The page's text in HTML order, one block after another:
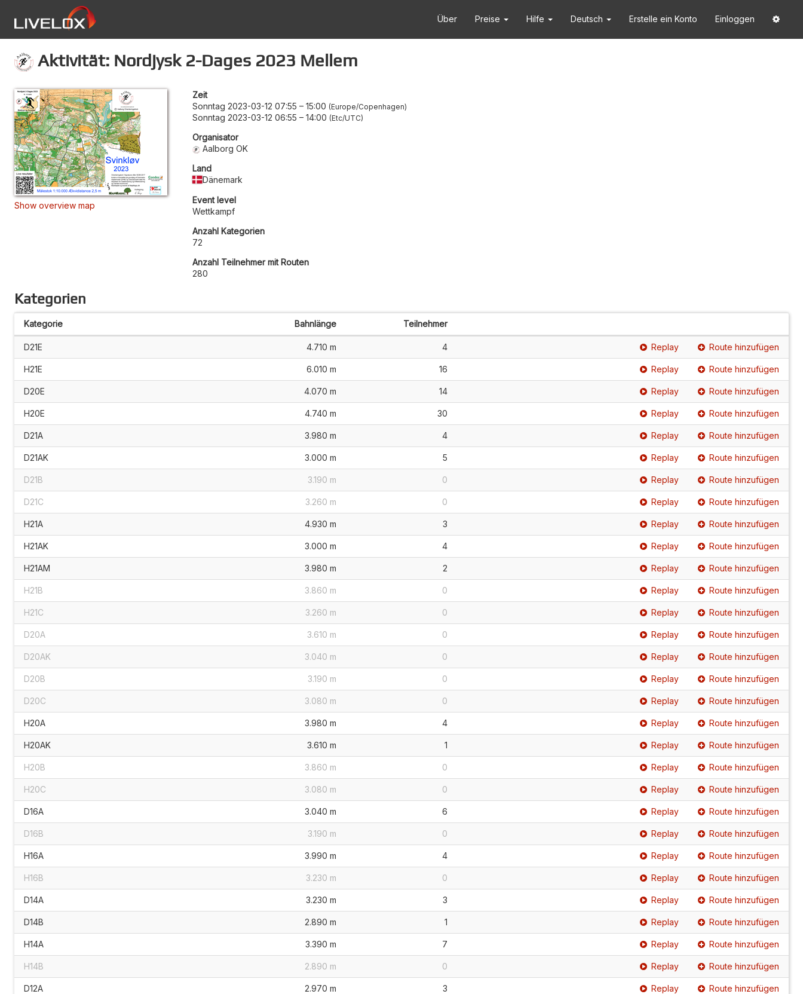
Über Preise Hilfe Deutsch Erstelle ein Konto Einloggen
Aktivität: Nordjysk 2-Dages 2023 Mellem
Show overview map
Zeit
Sonntag 2023-03-12 07:55 – 15:00 Europe/Copenhagen
Sonntag 2023-03-12 06:55 – 14:00 Etc/UTC
Organisator
Aalborg OK
Land
Dänemark
Event level
Wettkampf
Anzahl Kategorien
72
Anzahl Teilnehmer mit Routen
280
Kategorien
Kategorie Bahnlänge Teilnehmer
D21E 4.710 m 4 Replay Route hinzufügen
H21E 6.010 m 16 Replay Route hinzufügen
D20E 4.070 m 14 Replay Route hinzufügen
H20E 4.740 m 30 Replay Route hinzufügen
D21A 3.980 m 4 Replay Route hinzufügen
D21AK 3.000 m 5 Replay Route hinzufügen
D21B 3.190 m 0 Replay Route hinzufügen
D21C 3.260 m 0 Replay Route hinzufügen
H21A 4.930 m 3 Replay Route hinzufügen
H21AK 3.000 m 4 Replay Route hinzufügen
H21AM 3.980 m 2 Replay Route hinzufügen
H21B 3.860 m 0 Replay Route hinzufügen
H21C 3.260 m 0 Replay Route hinzufügen
D20A 3.610 m 0 Replay Route hinzufügen
D20AK 3.040 m 0 Replay Route hinzufügen
D20B 3.190 m 0 Replay Route hinzufügen
D20C 3.080 m 0 Replay Route hinzufügen
H20A 3.980 m 4 Replay Route hinzufügen
H20AK 3.610 m 1 Replay Route hinzufügen
H20B 3.860 m 0 Replay Route hinzufügen
H20C 3.080 m 0 Replay Route hinzufügen
D16A 3.040 m 6 Replay Route hinzufügen
D16B 3.190 m 0 Replay Route hinzufügen
H16A 3.990 m 4 Replay Route hinzufügen
H16B 3.230 m 0 Replay Route hinzufügen
D14A 3.230 m 3 Replay Route hinzufügen
D14B 2.890 m 1 Replay Route hinzufügen
H14A 3.390 m 7 Replay Route hinzufügen
H14B 2.890 m 0 Replay Route hinzufügen
D12A 2.970 m 3 Replay Route hinzufügen